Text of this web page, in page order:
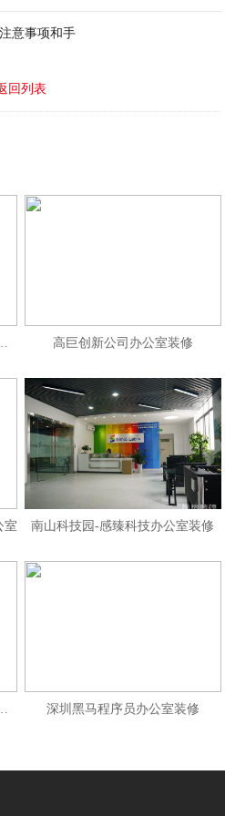
意事项和手
回列表
易科技股份办公 高巨创新公司办公室装修
室 南山科技园-感臻科技办公室装修
深圳黑马程序员办公室装修